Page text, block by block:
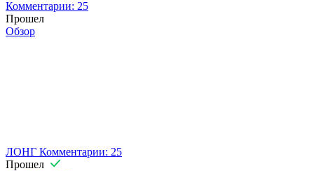
Комментарии: 25
Прошел
Обзор
ЛОНГ Комментарии: 25
Прошел